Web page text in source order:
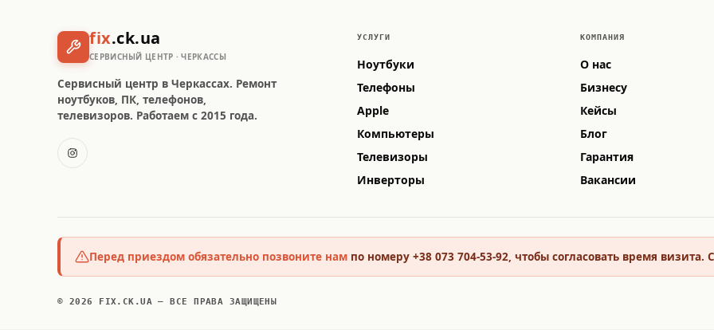
fix.ck.ua
СЕРВИСНЫЙ ЦЕНТР · ЧЕРКАССЫ
Сервисный центр в Черкассах. Ремонт
ноутбуков, ПК, телефонов,
телевизоров. Работаем с 2015 года.
УСЛУГИ
Ноутбуки
Телефоны
Apple
Компьютеры
Телевизоры
Инверторы
КОМПАНИЯ
О нас
Бизнесу
Кейсы
Блог
Гарантия
Вакансии
Перед приездом обязательно позвоните нам по номеру +38 073 704-53-92, чтобы согласовать время
© 2026 FIX.CK.UA — ВСЕ ПРАВА ЗАЩИЩЕНЫ